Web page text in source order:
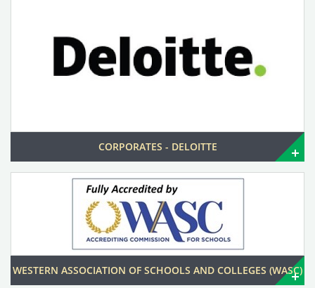
CORPORATES - DELOITTE
WESTERN ASSOCIATION OF SCHOOLS AND COLLEGES (WASC)